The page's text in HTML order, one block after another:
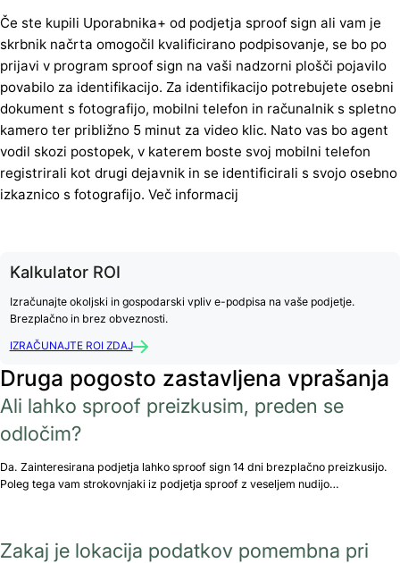
Če ste kupili Uporabnika+ od podjetja sproof sign ali vam je
skrbnik načrta omogočil kvalificirano podpisovanje, se bo po
prijavi v program sproof sign na vaši nadzorni plošči pojavilo
povabilo za identifikacijo. Za identifikacijo potrebujete osebni
dokument s fotografijo, mobilni telefon in računalnik s spletno
kamero ter približno 5 minut za video klic. Nato vas bo agent
vodil skozi postopek, v katerem boste svoj mobilni telefon
registrirali kot drugi dejavnik in se identificirali s svojo osebno
izkaznico s fotografijo. Več informacij
Kalkulator ROI
Izračunajte okoljski in gospodarski vpliv e-podpisa na vaše podjetje.
Brezplačno in brez obveznosti.
IZRAČUNAJTE ROI ZDAJ
Druga pogosto zastavljena vprašanja
Ali lahko sproof preizkusim, preden se
odločim?
Da. Zainteresirana podjetja lahko sproof sign 14 dni brezplačno preizkusijo.
Poleg tega vam strokovnjaki iz podjetja sproof z veseljem nudijo…
Zakaj je lokacija podatkov pomembna pri